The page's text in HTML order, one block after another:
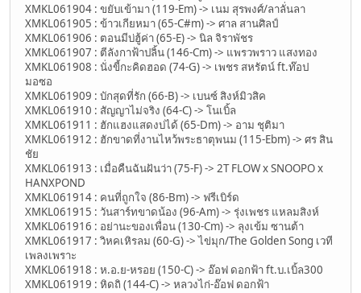
XMKL061904 : ขยับเข้ามา (119-Em) -> เนม สุรพงศ์/ลาลั่นลา
XMKL061905 : ข้าวเกียหมา (65-C#m) -> ศาล สานศิลป์
XMKL061906 : ตอนมีบ่ฮู้ค่า (65-E) -> นิล จิราพัชร
XMKL061907 : ตีลังกาฟ้าปลิ้น (146-Cm) -> แพรวพราว แสงทอง
XMKL061908 : นั่งขี้กะคิดฮอด (74-G) -> เพชร สหรัตน์ ft.ท๊อป
มอซอ
XMKL061909 : บักสุดที่รัก (66-B) -> เบนซ์ สิงห์มิวสิค
XMKL061910 : สัญญาไม่จริง (64-C) -> โนเบิ้ล
XMKL061911 : ฮักแฮงแสดงบ่ได้ (65-Dm) -> อาม ชุติมา
XMKL061912 : ฮักขาดที่งานไหว้พระธาตุพนม (115-Ebm) -> ศร สิน
ชัย
XMKL061913 : เมื่อคืนฉันฝันว่า (75-F) -> 2T FLOW x SNOOPO x
HANXPOND
XMKL061914 : คนที่ถูกใจ (86-Bm) -> ฟรีเบิร์ด
XMKL061915 : วันสาร์ทขาดน้อง (96-Am) -> รุ่งเพชร แหลมสิงห์
XMKL061916 : อย่านะของเพื่อน (130-Cm) -> ลุงเข้ม ซานต้า
XMKL061917 : วิหคเหิรลม (60-G) -> ไข่มุก/The Golden Song เวที
เพลงเพราะ
XMKL061918 : ห.อ.ย-หรอย (150-C) -> อ๊อฟ ดอกฟ้า ft.บ.เบิ้ล300
XMKL061919 : หิดถิ (144-C) -> หลวงไก่-อ๊อฟ ดอกฟ้า